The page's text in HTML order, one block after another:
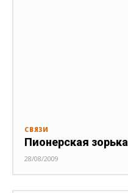
СВЯЗИ
Пионерская зорька
28/08/2009